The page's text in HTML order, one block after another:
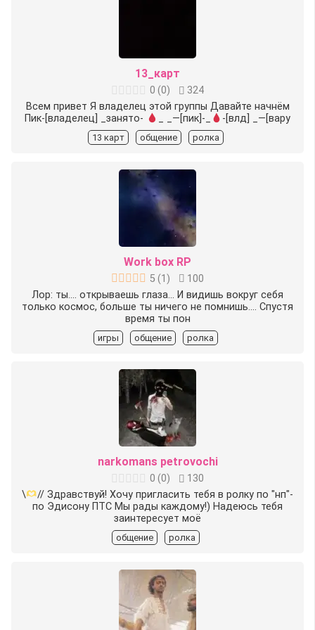
13_карт
0 (0)
324
Всем привет Я владелец этой группы Давайте начнём
Пик-[владелец] _занято-
_ _—[пик]-_ -[влд] _—[вару
13 карт общение ролка
Work box RP
5 (1 )
100
Лор: ты.... открываешь глаза... И видишь вокруг себя
только космос, больше ты ничего не помнишь.... Спустя
время ты пон
игры общение ролка
narkomans petrovochi
0 (0)
130
\
// Здравствуй! Хочу пригласить тебя в ролку по "нп"-
по Эдисону ПТС Мы рады каждому!) Надеюсь тебя
заинтересует моё
общение ролка